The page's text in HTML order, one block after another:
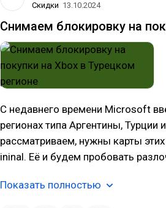
Скидки 13.10.2024
Снимаем блокировку на
С недавнего времени Microsoft
регионах типа Аргентины,
рассматриваем, нужны карты
ininal. Еë и будем пробовать
Показать полностью